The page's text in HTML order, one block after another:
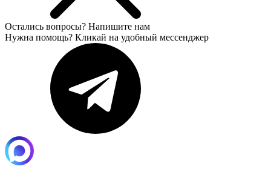
Остались вопросы? Напишите нам
Нужна помощь? Кликай на удобный мессенджер